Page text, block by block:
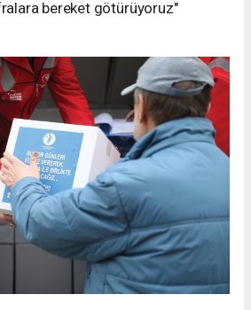
bereket götürüyoruz"